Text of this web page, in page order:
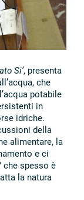
Si’, presenta
che
potabile
in
idriche.
della
alimentare, la
e ci
che spesso è
la natura